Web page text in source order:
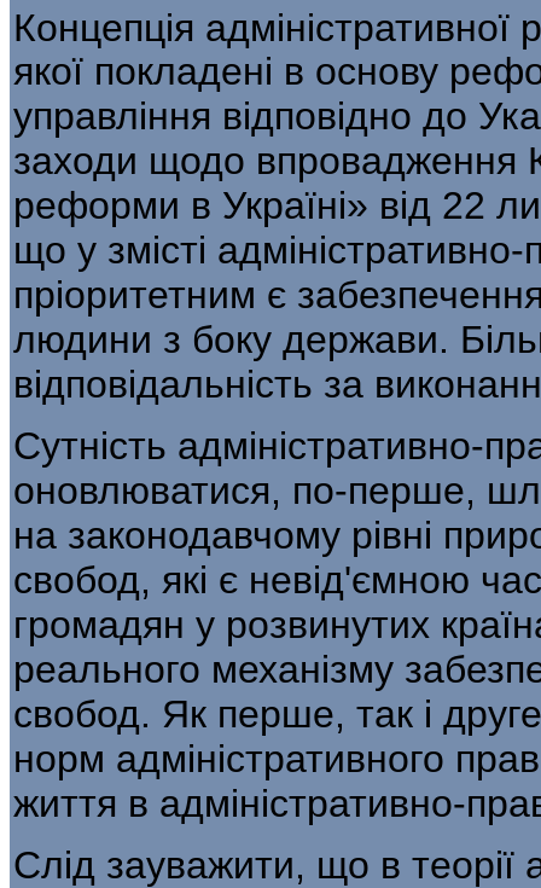
Концепція адміністративної
якої по­кладені в основу
управління відповідно до
заходи щодо впровадження
реформи в Україні» від 22
що у змісті
пріоритет­ним є
людини з боку держави.
відповідальність за
Сутність адміністративно-
оновлюва­тися, по-перше,
на законодавчому рівні
свобод, які є невід'ємною
громадян у розвинутих
реального механізму
свобод. Як перше, так і
норм адмініст­ративного
життя в адміністративно-
Слід зауважити, що в теорії